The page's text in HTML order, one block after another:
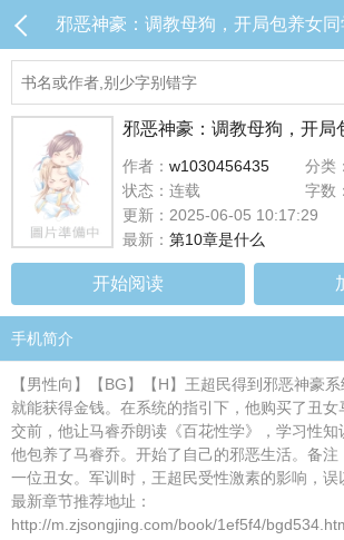
邪恶神豪：调教母狗，开局
作者： w1030456435
分类
状态：连载
字数
更新：2025-06-05 10:17:29
最新： 第10章是什么
开始阅读
手机简介
【男性向】【BG】【H】王超民得到邪恶神豪
就能获得金钱。在系统的指引下，他购买了丑女
交前，他让马睿乔朗读《百花性学》，学习性知
他包养了马睿乔。开始了自己的邪恶生活。备注
一位丑女。军训时，王超民受性激素的影响，误
最新章节推荐地址：
http://m.zjsongjing.com/book/1ef5f4/